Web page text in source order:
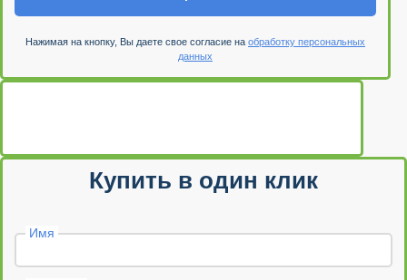
Нажимая на кнопку, Вы даете свое согласие на обработку персональных
данных
Купить в один клик
Имя